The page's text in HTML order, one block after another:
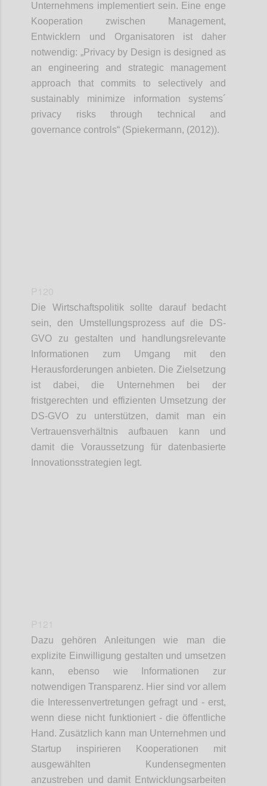
Unternehmens implementiert sein. Eine enge
Kooperation zwischen Management,
Entwicklern und Organisatoren ist daher
notwendig: „Privacy by Design is designed as
an engineering and strategic management
approach that commits to selectively and
sustainably minimize information systems´
privacy risks through technical and
governance controls“ (Spiekermann, (2012)).
Die Wirtschaftspolitik sollte darauf bedacht
sein, den Umstellungsprozess auf die DS-
GVO zu gestalten und handlungsrelevante
Informationen zum Umgang mit den
Herausforderungen anbieten. Die Zielsetzung
ist dabei, die Unternehmen bei der
fristgerechten und effizienten Umsetzung der
DS-GVO zu unterstützen, damit man ein
Vertrauensverhältnis aufbauen kann und
damit die Voraussetzung für datenbasierte
Innovationsstrategien legt.
Dazu gehören Anleitungen wie man die
explizite Einwilligung gestalten und umsetzen
kann, ebenso wie Informationen zur
notwendigen Transparenz. Hier sind vor allem
die Interessenvertretungen gefragt und - erst,
wenn diese nicht funktioniert - die öffentliche
Hand. Zusätzlich kann man Unternehmen und
Startup inspirieren Kooperationen mit
ausgewählten Kundensegmenten
anzustreben und damit Entwicklungsarbeiten